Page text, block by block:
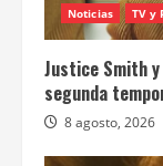
Noticias TV y
Justice Smith
segunda
8 agosto, 2026